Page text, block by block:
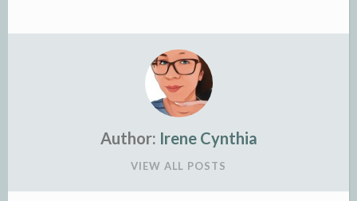
Author: Irene Cynthia
VIEW ALL POSTS